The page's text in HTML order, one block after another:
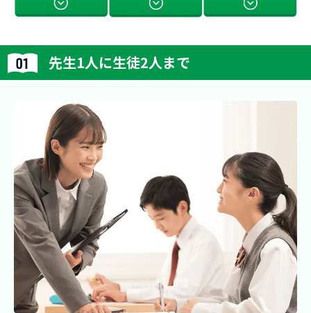
先生1人に生徒2人まで